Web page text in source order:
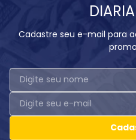
Cadastre seu e-mail para